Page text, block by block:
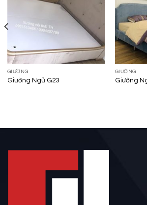
GIƯỜNG
Giường Ngủ G23
GIƯỜNG
Giường